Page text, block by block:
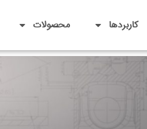
کاربردها محصولات